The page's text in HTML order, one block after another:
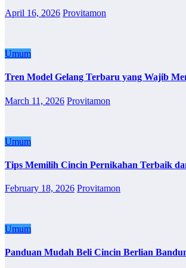
April 16, 2026 Provitamon
Umum
Tren Model Gelang Terbaru yang Wajib
March 11, 2026 Provitamon
Umum
Tips Memilih Cincin Pernikahan Terbaik
February 18, 2026 Provitamon
Umum
Panduan Mudah Beli Cincin Berlian